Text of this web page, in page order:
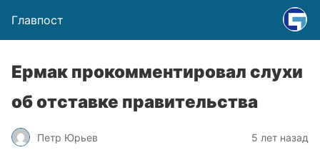
Главпост
Ермак прокомментировал слухи
об отставке правительства
Петр Юрьев 5 лет назад